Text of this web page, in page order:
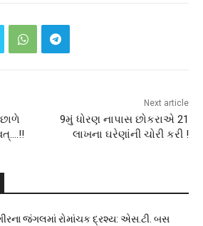
Next article
9મું ધોરણ નાપાસ છોકરાએ 21
લાખના ઘરેણાંની ચોરી કરી !
જંગલમાં રોમાંચક દ્રશ્ય: એસ.ટી. બસ